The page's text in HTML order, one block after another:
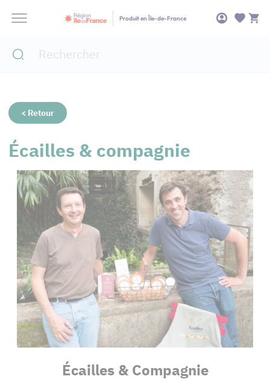
Produit en Île-de-France
< Retour
Écailles & compagnie
Écailles & Compagnie